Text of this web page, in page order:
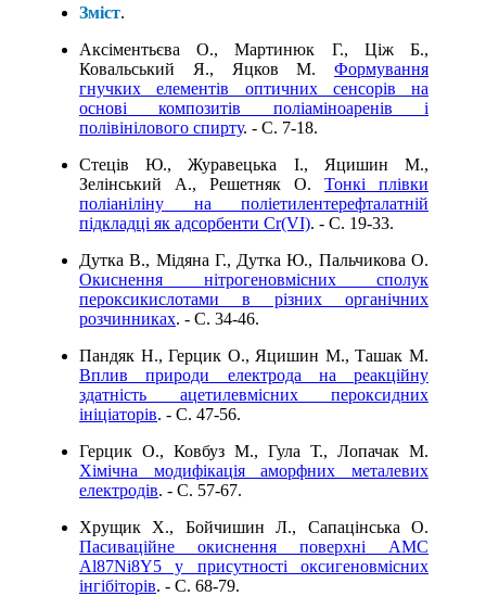
Зміст.
Аксіментьєва О., Мартинюк Г., Ціж Б.,
Ковальський Я., Яцков М. Формування
гнучких елементів оптичних сенсорів на
основі композитів поліаміноаренів i
полівінілового спирту. - C. 7-18.
Стеців Ю., Журавецька І., Яцишин М.,
Зелінський А., Решетняк О. Тонкі плівки
поліаніліну на поліетилентерефталатній
підкладці як адсорбенти Cr(VI). - C. 19-33.
Дутка В., Мідяна Г., Дутка Ю., Пальчикова О.
Окиснення нітрогеновмісних сполук
пероксикислотами в різних органічних
розчинниках. - C. 34-46.
Пандяк Н., Герцик О., Яцишин М., Ташак М.
Вплив природи електрода на реакційну
здатність ацетилевмісних пероксидних
ініціаторів. - C. 47-56.
Герцик О., Ковбуз М., Гула Т., Лопачак М.
Хімічна модифікація аморфних металевих
електродів. - C. 57-67.
Хрущик Х., Бойчишин Л., Сапацінська О.
Пасиваційне окиснення поверхні АМС
Al87Nі8Y5 у присутності оксигеновмісних
інгібіторів. - C. 68-79.